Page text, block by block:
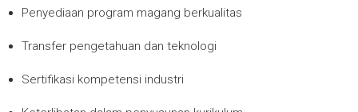
Penyediaan program magang berkualitas
Transfer pengetahuan dan teknologi
Sertifikasi kompetensi industri